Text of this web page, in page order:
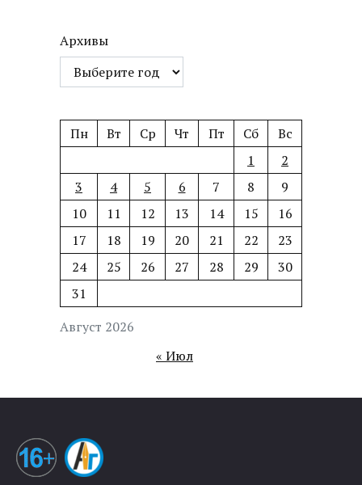
Архивы
Август 2026
Пн Вт Ср Чт Пт Сб
Вс
1
2
3
4 5 6 7 8
9
10
11 12 13 14 15
16
17
18 19 20 21 22
23
24
25 26 27 28 29
30
31
« Июл